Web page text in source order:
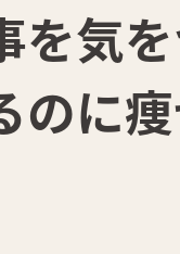
を気
のに